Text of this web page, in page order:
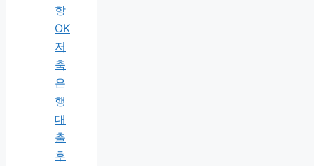
항
OK
저
축
은
행
대
출
후